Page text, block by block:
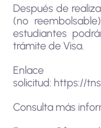
Después de
(no
estudiantes
trámite de Visa.
solicitud: https://
Consulta más